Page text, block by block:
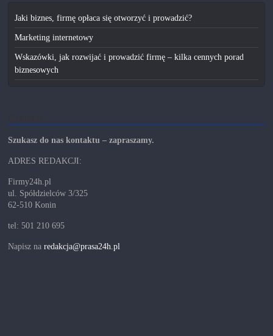
Jaki biznes, firmę opłaca się otworzyć i prowadzić?
Marketing internetowy
Wskazówki, jak rozwijać i prowadzić firmę – kilka cennych porad
biznesowych
Szukasz do nas kontaktu – zapraszamy.
ADRES REDAKCJI:
Firmy24h.pl
ul. Spółdzielców 3/325
62-510 Konin
tel: 501 210 695
Napisz naredakcja@prasa24h.pl